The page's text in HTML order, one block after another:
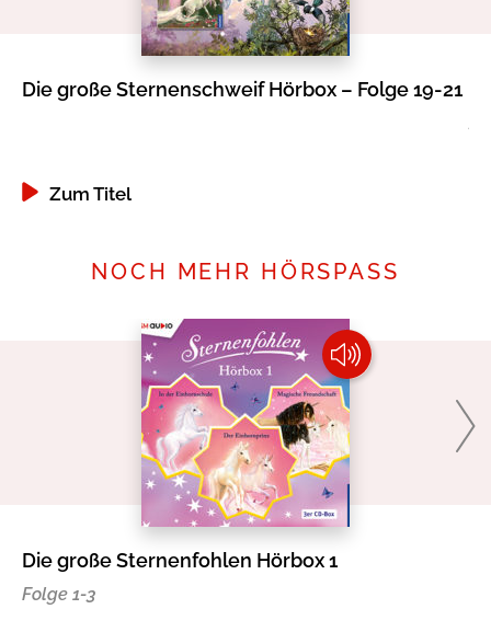
Die große Sternenschweif Hörbox – Folge 19-21
Zum Titel
NOCH MEHR HÖRSPASS
Die große Sternenfohlen Hörbox 1
Folge 1-3